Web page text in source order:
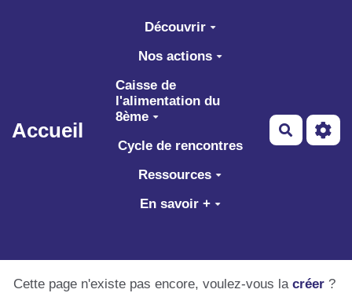
Aller au contenu principal
Accueil
Découvrir
Nos actions
Caisse de
l'alimentation du
8ème
Cycle de rencontres
Ressources
En savoir +
Cette page n'existe pas encore, voulez-vous la créer ?